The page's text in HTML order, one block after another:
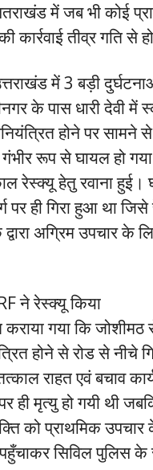
में जब भी कोई
कार्रवाई तीव्र गति से
में 3 बड़ी
के पास धारी देवी में
होने पर
रूप से घायल हो
रेस्क्यू हेतु रवाना हुई।
पर ही गिरा हुआ था जिसे
अग्रिम उपचार के
ने रेस्क्यू किया
कराया गया कि
होने से रोड से नीचे
राहत एवं बचाव
मृत्यु हो गयी थी
को प्राथमिक
सिविल पुलिस के